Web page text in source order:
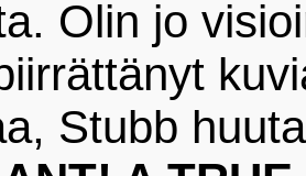
Olin jo
Stubb